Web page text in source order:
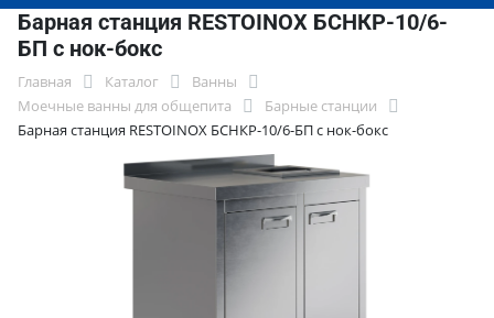
Барная станция RESTOINOX БСНКР-10/6-
БП с нок-бокс
Главная Каталог
Ванны
Моечные ванны для общепита
Барные станции
Барная станция RESTOINOX БСНКР-10/6-БП с нок-бокс